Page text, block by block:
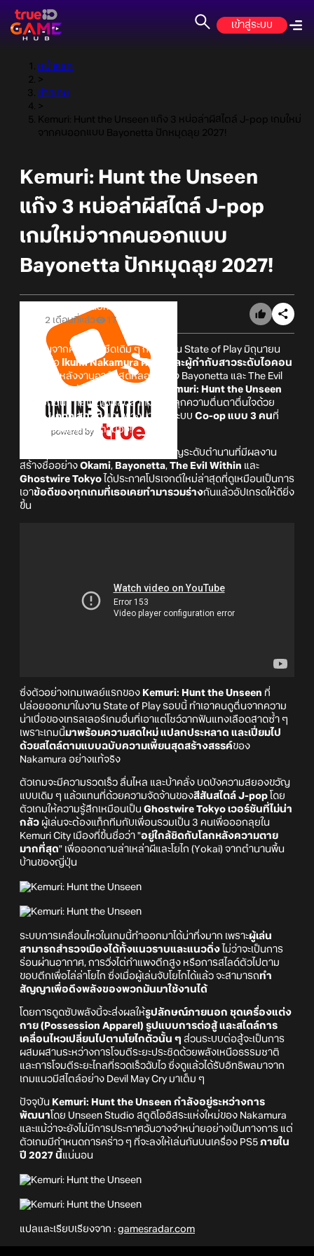
เข้าสู่ระบบ
หน้าแรก
>
ข่าวเกม
>
Kemuri: Hunt the Unseen แก๊ง 3 หน่อล่าผีสไตล์ J-pop เกมใหม่
จากคนออกแบบ Bayonetta ปักหมุดลุย 2027!
Kemuri: Hunt the Unseen
แก๊ง 3 หน่อล่าผีสไตล์ J-pop
เกมใหม่จากคนออกแบบ
Bayonetta ปักหมุดลุย 2027!
Online Station
2 เดือนที่แล้ว
17
หลุดพ้นจากความจืดชืดเดิม ๆ กลางงาน State of Play มิถุนายน
2026 เมื่อ Ikumi Nakamura ศิลปินและผู้กำกับสาวระดับไอคอน
ผู้อยู่เบื้องหลังงานอาร์ตสุดหลอนอย่าง Bayonetta และ The Evil
Within ได้เปิดตัวเกมเพลย์แรกของ
Kemuri: Hunt the Unseen
เกมแอ็กชันล่าโยไกดีไซน์สุดล้ำที่จะมาปลุกความตื่นตาตื่นใจด้วย
สไตล์ J-pop สุดจี๊ดแถมพ่วงมาด้วยระบบ Co-op แบบ 3 คนที่
มันส์สะใจจนต้องจับตามอง!
Ikumi Nakamura ศิลปินสายสยองขวัญระดับตำนานที่มีผลงาน
สร้างชื่ออย่าง Okami, Bayonetta, The Evil Within และ
Ghostwire Tokyo ได้ประกาศโปรเจกต์ใหม่ล่าสุดที่ดูเหมือนเป็นการ
เอาข้อดีของทุกเกมที่เธอเคยทำมารวมร่างกันแล้วอัปเกรดให้ดียิ่ง
ขึ้น
ซึ่งตัวอย่างเกมเพลย์แรกของ Kemuri: Hunt the Unseen ที่
ปล่อยออกมาในงาน State of Play รอบนี้ ทำเอาคนดูตื่นจากความ
น่าเบื่อของเทรลเลอร์เกมอื่นที่เอาแต่โชว์ฉากฟันแทงเลือดสาดซ้ำ ๆ
เพราะเกมนี้มาพร้อมความสดใหม่ แปลกประหลาด และเปี่ยมไป
ด้วยสไตล์ตามแบบฉบับความเพี้ยนสุดสร้างสรรค์ของ
Nakamura อย่างแท้จริง
ตัวเกมจะมีความรวดเร็ว ลื่นไหล และบ้าคลั่ง บดบังความสยองขวัญ
แบบเดิม ๆ แล้วแทนที่ด้วยความจัดจ้านของสีสันสไตล์ J-pop โดย
ตัวเกมให้ความรู้สึกเหมือนเป็น Ghostwire Tokyo เวอร์ชันที่ไม่น่า
กลัว ผู้เล่นจะต้องแท็กทีมกับเพื่อนรวมเป็น 3 คนเพื่อออกลุยใน
Kemuri City เมืองที่ขึ้นชื่อว่า "อยู่ใกล้ชิดกับโลกหลังความตาย
มากที่สุด" เพื่อออกตามล่าเหล่าผีและโยไก (Yokai) จากตำนานพื้น
บ้านของญี่ปุ่น
ระบบการเคลื่อนไหวในเกมนี้ทำออกมาได้น่าทึ่งมาก เพราะผู้เล่น
สามารถสำรวจเมืองได้ทั้งแนวราบและแนวดิ่ง ไม่ว่าจะเป็นการ
ร่อนผ่านอากาศ, การวิ่งไต่กำแพงตึกสูง หรือการสไลด์ตัวไปตาม
ขอบตึกเพื่อไล่ล่าโยไก ซึ่งเมื่อผู้เล่นจับโยไกได้แล้ว จะสามารถทำ
สัญญาเพื่อดึงพลังของพวกมันมาใช้งานได้
โดยการดูดซับพลังนี้จะส่งผลให้รูปลักษณ์ภายนอก ชุดเครื่องแต่ง
กาย (Possession Apparel) รูปแบบการต่อสู้ และสไตล์การ
เคลื่อนไหวเปลี่ยนไปตามโยไกตัวนั้น ๆ ส่วนระบบต่อสู้จะเป็นการ
ผสมผสานระหว่างการโจมตีระยะประชิดด้วยพลังเหนือธรรมชาติ
และการโจมตีระยะไกลที่รวดเร็วฉับไว ซึ่งดูแล้วได้รับอิทธิพลมาจาก
เกมแนวมีสไตล์อย่าง Devil May Cry มาเต็ม ๆ
ปัจจุบัน Kemuri: Hunt the Unseen กำลังอยู่ระหว่างการ
พัฒนาโดย Unseen Studio สตูดิโออิสระแห่งใหม่ของ Nakamura
และแม้ว่าจะยังไม่มีการประกาศวันวางจำหน่ายอย่างเป็นทางการ แต่
ตัวเกมมีกำหนดการคร่าว ๆ ที่จะลงให้เล่นกันบนเครื่อง PS5 ภายใน
ปี 2027 นี้แน่นอน
แปลและเรียบเรียงจาก : gamesradar.com